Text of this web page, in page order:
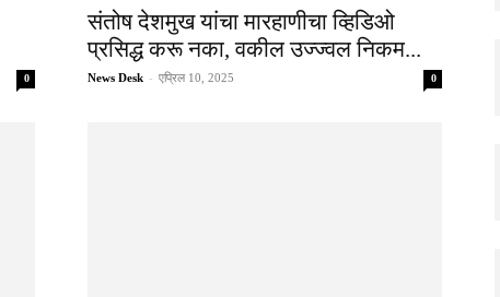
0
संतोष देशमुख यांचा मारहाणीचा व्हिडिओ
प्रसिद्ध करू नका, वकील उज्ज्वल निकम...
News Desk - एप्रिल 10, 2025 0